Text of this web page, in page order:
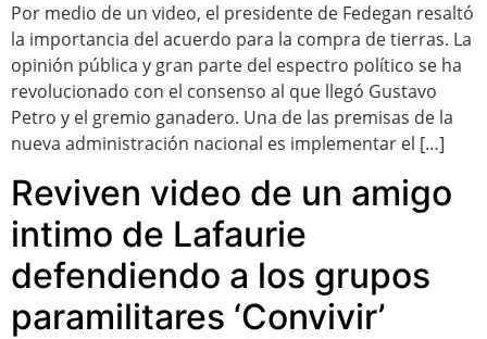
Por medio de un video, el presidente de Fedegan resaltó
la importancia del acuerdo para la compra de tierras. La
opinión pública y gran parte del espectro político se ha
revolucionado con el consenso al que llegó Gustavo
Petro y el gremio ganadero. Una de las premisas de la
nueva administración nacional es implementar el […]
Reviven video de un amigo
intimo de Lafaurie
defendiendo a los grupos
paramilitares ‘Convivir’